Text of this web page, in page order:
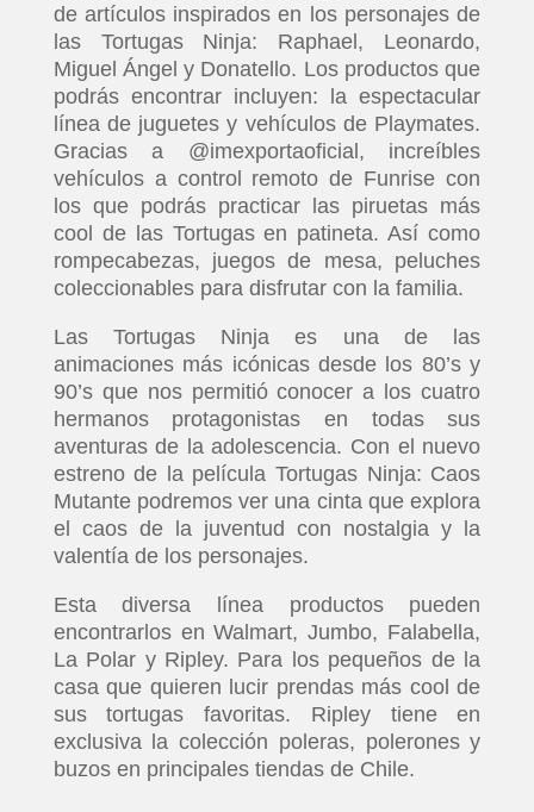
de artículos inspirados en los personajes de
las Tortugas Ninja: Raphael, Leonardo,
Miguel Ángel y Donatello. Los productos que
podrás encontrar incluyen: la espectacular
línea de juguetes y vehículos de Playmates.
Gracias a @imexportaoficial, increíbles
vehículos a control remoto de Funrise con
los que podrás practicar las piruetas más
cool de las Tortugas en patineta. Así como
rompecabezas, juegos de mesa, peluches
coleccionables para disfrutar con la familia.
Las Tortugas Ninja es una de las
animaciones más icónicas desde los 80’s y
90’s que nos permitió conocer a los cuatro
hermanos protagonistas en todas sus
aventuras de la adolescencia. Con el nuevo
estreno de la película Tortugas Ninja: Caos
Mutante podremos ver una cinta que explora
el caos de la juventud con nostalgia y la
valentía de los personajes.
Esta diversa línea productos pueden
encontrarlos en Walmart, Jumbo, Falabella,
La Polar y Ripley. Para los pequeños de la
casa que quieren lucir prendas más cool de
sus tortugas favoritas. Ripley tiene en
exclusiva la colección poleras, polerones y
buzos en principales tiendas de Chile.